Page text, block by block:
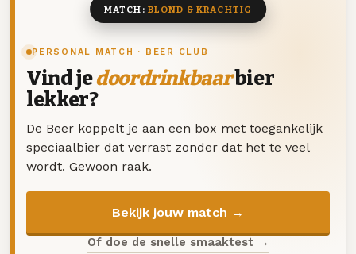
PERSONAL MATCH · BEER CLUB
Vind jedoordrinkbaarbier
lekker?
De Beer koppelt je aan een box met toegankelijk
speciaalbier dat verrast zonder dat het te veel
wordt. Gewoon raak.
Bekijk jouw match →
Of doe de snelle smaaktest →
MATCH: BLOND & KRACHTIG